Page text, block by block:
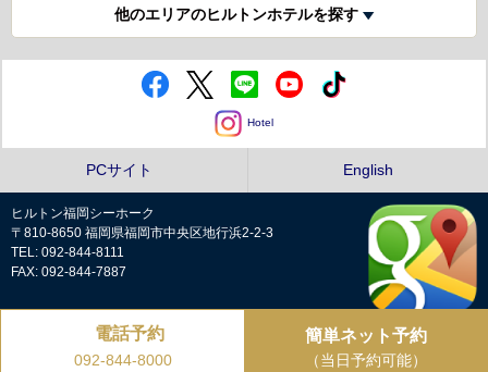
他のエリアのヒルトンホテルを探す
Hotel
PCサイト English
ヒルトン福岡シーホーク
〒810-8650 福岡県福岡市中央区地行浜2-2-3
TEL: 092-844-8111
FAX: 092-844-7887
プライバシーポリシー
電話予約
092-844-8000
簡単ネット予約
（当日予約可能）